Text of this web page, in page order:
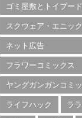
ゴミ屋敷とトイプー
スクウェア・エニッ
ネット広告
フラワーコミックス
ヤングガンガンコミ
ライフハック
ラ